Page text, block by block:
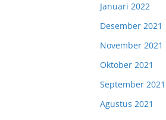
Januari 2022
Desember 2021
November 2021
Oktober 2021
September 2021
Agustus 2021